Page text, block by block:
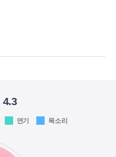
4.3
연기 목소리